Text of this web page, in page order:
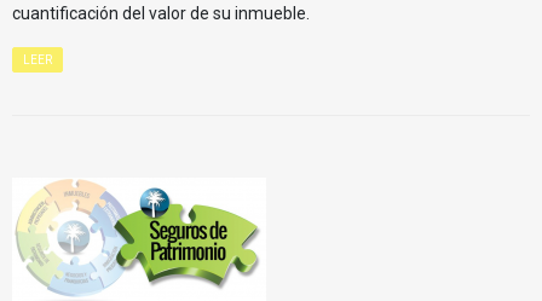
cuantificación del valor de su inmueble.
LEER